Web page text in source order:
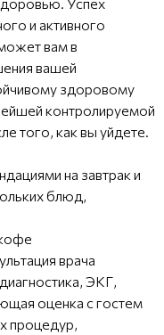
и активного
вам в
вашей
здоровому
контролируемой
того, как вы уйдете.
на завтрак и
блюд,
врача
ЭКГ,
оценка с гостем
процедур,